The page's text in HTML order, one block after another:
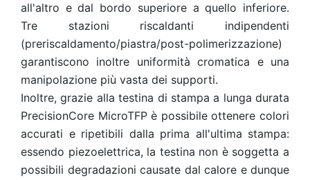
all'altro e dal bordo superiore a quello inferiore.
Tre stazioni riscaldanti indipendenti
(preriscaldamento/piastra/post-polimerizzazione)
garantiscono inoltre uniformità cromatica e una
manipolazione più vasta dei supporti.
Inoltre, grazie alla testina di stampa a lunga durata
PrecisionCore MicroTFP è possibile ottenere colori
accurati e ripetibili dalla prima all'ultima stampa:
essendo piezoelettrica, la testina non è soggetta a
possibili degradazioni causate dal calore e dunque